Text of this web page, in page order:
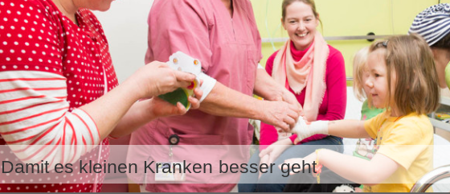
Damit es kleinen Kranken besser geht